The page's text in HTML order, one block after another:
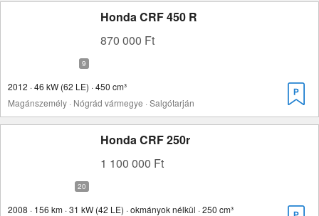
Honda CRF 450 R
870 000 Ft
2012 · 46 kW (62 LE) · 450 cm³
Magánszemély · Nógrád vármegye · Salgótarján
Honda CRF 250r
1 100 000 Ft
2008 · 156 km · 31 kW (42 LE) · okmányok nélkül · 250 cm³